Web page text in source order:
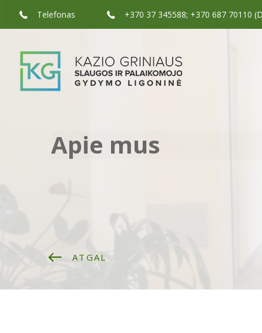
Telefonas +370 37 345588; +370 687 70110
Apie mus
ATGAL